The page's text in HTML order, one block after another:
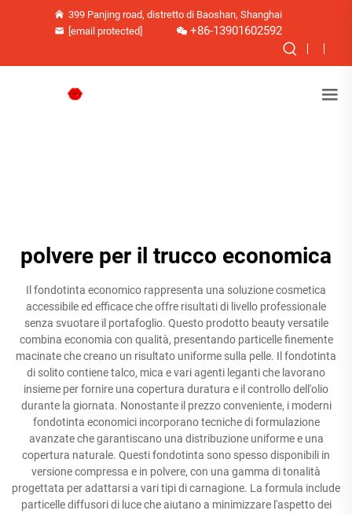
399 Panjing road, distretto di Baoshan, Shanghai
[email protected]
+86-13901602592
polvere per il trucco economica
Il fondotinta economico rappresenta una soluzione cosmetica
accessibile ed efficace che offre risultati di livello professionale
senza svuotare il portafoglio. Questo prodotto beauty versatile
combina economia con qualità, presentando particelle finemente
macinate che creano un risultato uniforme sulla pelle. Il fondotinta
di solito contiene talco, mica e vari agenti leganti che lavorano
insieme per fornire una copertura duratura e il controllo dell'olio
durante la giornata. Nonostante il prezzo conveniente, i moderni
fondotinta economici incorporano tecniche di formulazione
avanzate che garantiscano una distribuzione uniforme e una
copertura naturale. Questi fondotinta sono spesso disponibili in
versione compressa e in polvere, con una gamma di tonalità
progettata per adattarsi a vari tipi di carnagione. La formula include
particelle diffusori di luce che aiutano a minimizzare l'aspetto dei